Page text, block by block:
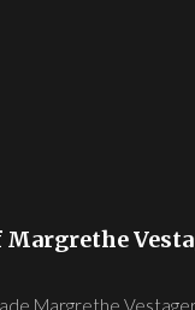
Margrethe